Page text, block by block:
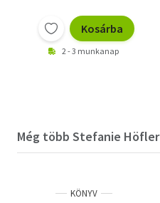
Kosárba
2 - 3 munkanap
Még több Stefanie Höfler
KÖNYV